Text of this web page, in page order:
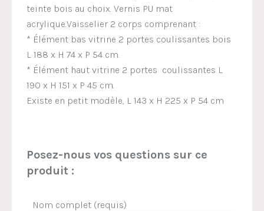
teinte bois au choix. Vernis PU mat
acrylique.Vaisselier 2 corps comprenant :
* Élément bas vitrine 2 portes coulissantes bois
L 188 x H 74 x P 54 cm.
* Élément haut vitrine 2 portes coulissantes L
190 x H 151 x P 45 cm.
Existe en petit modèle, L 143 x H 225 x P 54 cm
Posez-nous vos questions sur ce
produit :
Nom complet (requis)